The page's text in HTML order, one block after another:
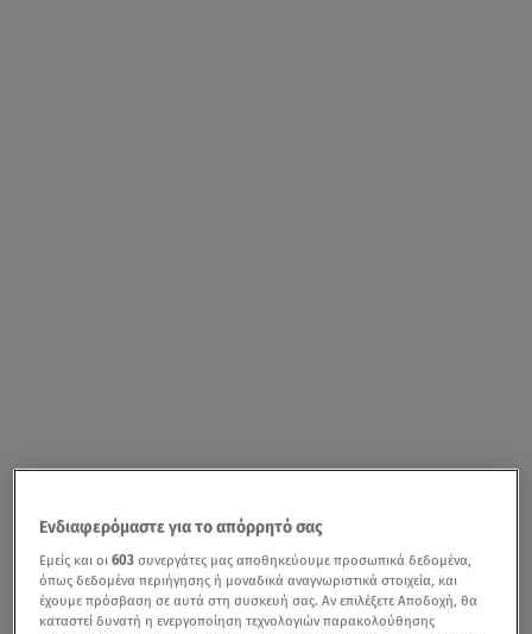
Ενδιαφερόμαστε για το απόρρητό σας
Εμείς και οι603 συνεργάτες μας αποθηκεύουμε προσωπικά δεδομένα,
όπως δεδομένα περιήγησης ή μοναδικά αναγνωριστικά στοιχεία, και
έχουμε πρόσβαση σε αυτά στη συσκευή σας. Αν επιλέξετε Αποδοχή, θα
καταστεί δυνατή η ενεργοποίηση τεχνολογιών παρακολούθησης